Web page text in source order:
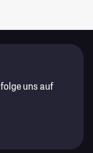
uns auf